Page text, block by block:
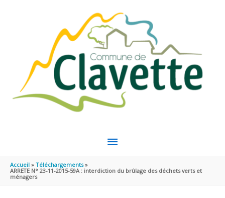
MENU
PRINCIPAL
Accueil
Téléchargements
ARRETE N° 23-11-2015-59A : interdiction du brûlage des déchets verts et
ménagers